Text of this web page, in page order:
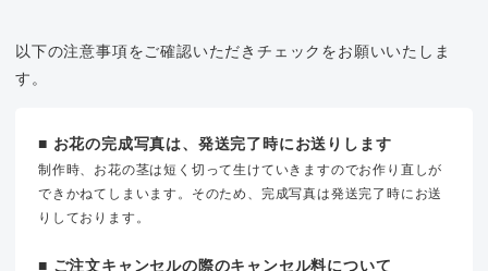
以下の注意事項をご確認いただきチェックをお願いいたしま
す。
■ お花の完成写真は、発送完了時にお送りします
制作時、お花の茎は短く切って生けていきますのでお作り直しが
できかねてしまいます。そのため、完成写真は発送完了時にお送
りしております。
■ ご注文キャンセルの際のキャンセル料について